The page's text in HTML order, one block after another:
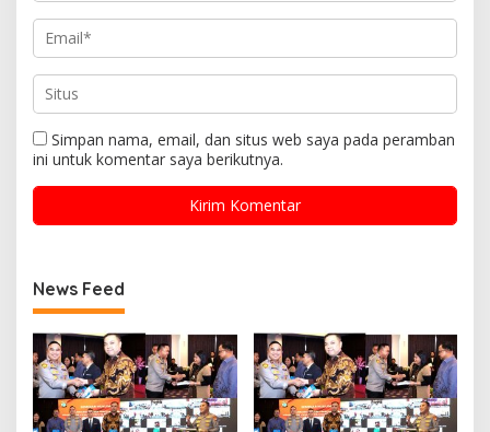
Simpan nama, email, dan situs web saya pada peramban
ini untuk komentar saya berikutnya.
News Feed